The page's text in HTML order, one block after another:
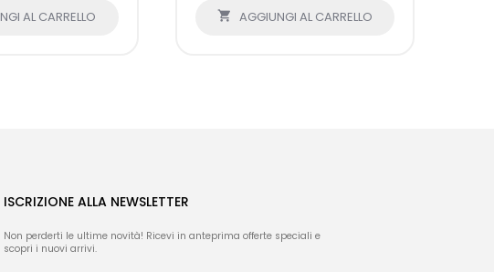
AL CARRELLO  AGGIUNGI AL CARRELLO
ISCRIZIONE ALLA NEWSLETTER
Non perderti le ultime novità! Ricevi in anteprima offerte speciali e
scopri i nuovi arrivi.